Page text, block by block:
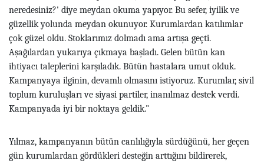
neredesiniz?' diye meydan okuma yapıyor. Bu sefer, iyilik ve
güzellik yolunda meydan okunuyor. Kurumlardan katılımlar
çok güzel oldu. Stoklarımız dolmadı ama artışa geçti.
Aşağılardan yukarıya çıkmaya başladı. Gelen bütün kan
ihtiyacı taleplerini karşıladık. Bütün hastalara umut olduk.
Kampanyaya ilginin, devamlı olmasını istiyoruz. Kurumlar, sivil
toplum kuruluşları ve siyasi partiler, inanılmaz destek verdi.
Kampanyada iyi bir noktaya geldik."
Yılmaz, kampanyanın bütün canlılığıyla sürdüğünü, her geçen
gün kurumlardan gördükleri desteğin arttığını bildirerek,